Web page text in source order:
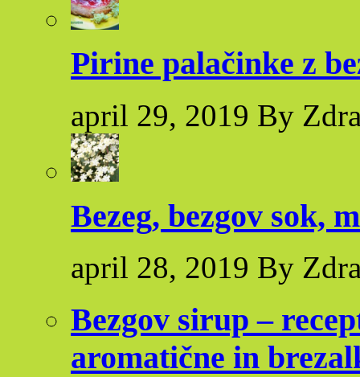
Pirine palačinke z
april 29, 2019 By
Bezeg, bezgov sok,
april 28, 2019 By
Bezgov sirup –
aromatične in